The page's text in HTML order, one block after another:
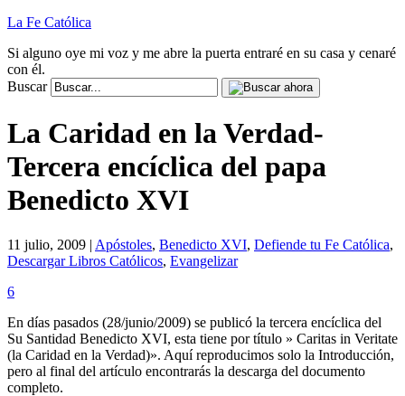
La Fe Católica
Si alguno oye mi voz y me abre la puerta entraré en su casa y cenaré
con él.
Buscar
La Caridad en la Verdad-
Tercera encíclica del papa
Benedicto XVI
11 julio, 2009 | Apóstoles, Benedicto XVI, Defiende tu Fe Católica,
Descargar Libros Católicos, Evangelizar
6
En días pasados (28/junio/2009) se publicó la tercera encíclica del
Su Santidad Benedicto XVI, esta tiene por título » Caritas in Veritate
(la Caridad en la Verdad)». Aquí reproducimos solo la Introducción,
pero al final del artículo encontrarás la descarga del documento
completo.